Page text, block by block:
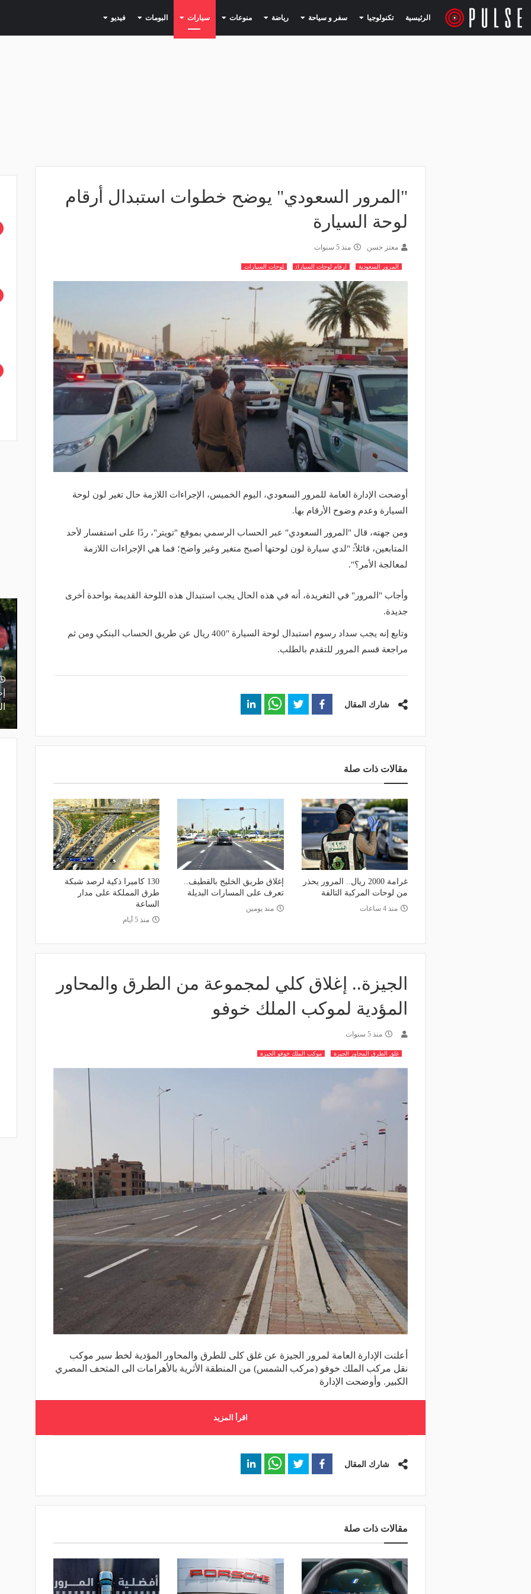
الرئيسية تكنولوجيا (current) سفر و سياحة (current) رياضة (current) منوعات (current) سيارات (current) البومات (current) فيديو (current)
"المرور السعودي" يوضح خطوات استبدال أرقام
لوحة السيارة
معتز حسن منذ 5 سنوات
المرور السعودية ارقام لوحات السيارات لوحات السيارات
أوضحت الإدارة العامة للمرور السعودي، اليوم الخميس، الإجراءات اللازمة حال تغير لون لوحة
السيارة وعدم وضوح الأرقام بها.
ومن جهته، قال "المرور السعودي" عبر الحساب الرسمي بموقع "تويتر"، ردًا على استفسار لأحد
المتابعين، قائلاً: "لدي سيارة لون لوحتها أصبح متغير وغير واضح؛ فما هي الإجراءات اللازمة
لمعالجة الأمر؟".
وأجاب "المرور" في التغريدة، أنه في هذه الحال يجب استبدال هذه اللوحة القديمة بواحدة أخرى
جديدة.
وتابع إنه يجب سداد رسوم استبدال لوحة السيارة "400 ريال عن طريق الحساب البنكي ومن ثم
مراجعة قسم المرور للتقدم بالطلب.
شارك المقال
مقالات ذات صلة
غرامة 2000 ريال.. المرور يحذر
من لوحات المركبة التالفة
منذ 4 ساعات
إغلاق طريق الخليج بالقطيف..
تعرف على المسارات البديلة
منذ يومين
130 كاميرا ذكية لرصد شبكة
طرق المملكة على مدار
الساعة
منذ 5 أيام
الجيزة.. إغلاق كلي لمجموعة من الطرق والمحاور
المؤدية لموكب الملك خوفو
منذ 5 سنوات
غلق الطرق المحاور الجيزة موكب الملك خوفو الجيزة
أعلنت الإدارة العامة لمرور الجيزة عن غلق كلى للطرق والمحاور المؤدية لخط سير موكب
نقل مركب الملك خوفو (مركب الشمس) من المنطقة الأثرية بالأهرامات الى المتحف المصري
الكبير. وأوضحت الإدارة
اقرأ المزيد
شارك المقال
مقالات ذات صلة
غلق كلي وتحويلات مرورية بمحور محمد
غرامة 2000 ريال.. المرور يحذر من
لوحات المركبة التالفة